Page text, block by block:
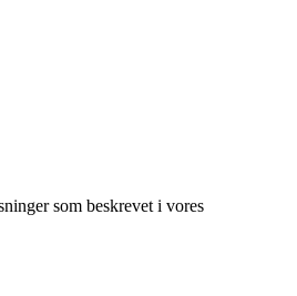
som beskrevet i vores